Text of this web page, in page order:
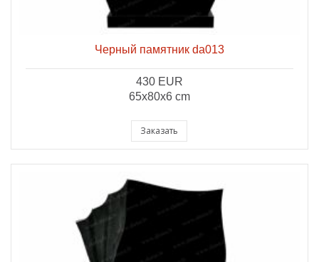
Черный памятник da013
430 EUR
65x80x6 cm
Заказать